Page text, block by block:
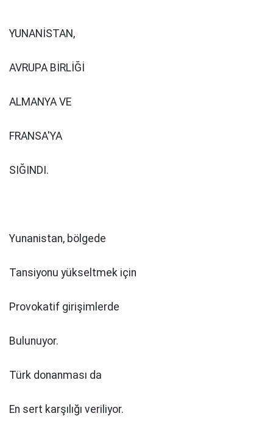
YUNANİSTAN,
AVRUPA BİRLİĞİ
ALMANYA VE
FRANSA'YA
SIĞINDI.
Yunanistan, bölgede
Tansiyonu yükseltmek için
Provokatif girişimlerde
Bulunuyor.
Türk donanması da
En sert karşılığı veriliyor.